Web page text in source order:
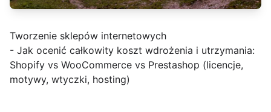
Tworzenie sklepów internetowych
- Jak ocenić całkowity koszt wdrożenia i utrzymania:
Shopify vs WooCommerce vs Prestashop (licencje,
motywy, wtyczki, hosting)